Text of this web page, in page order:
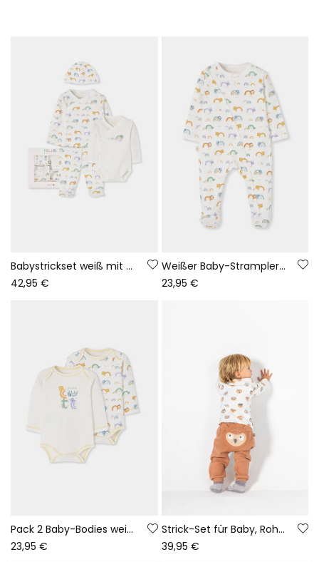
Babystrickset weiß mit Regenbogen- und Tierprint
42,95 €
Weißer Baby-Strampler mit Tier- und Regenbogendruck
23,95 €
Pack 2 Baby-Bodies weiß mit Tiermuster
23,95 €
Strick-Set für Baby, Rohweiß mit Eulen-Aufdruck
39,95 €